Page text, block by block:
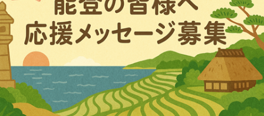
白米千枚田 あぜのきらめき（アルバム） 今日の白米千枚田